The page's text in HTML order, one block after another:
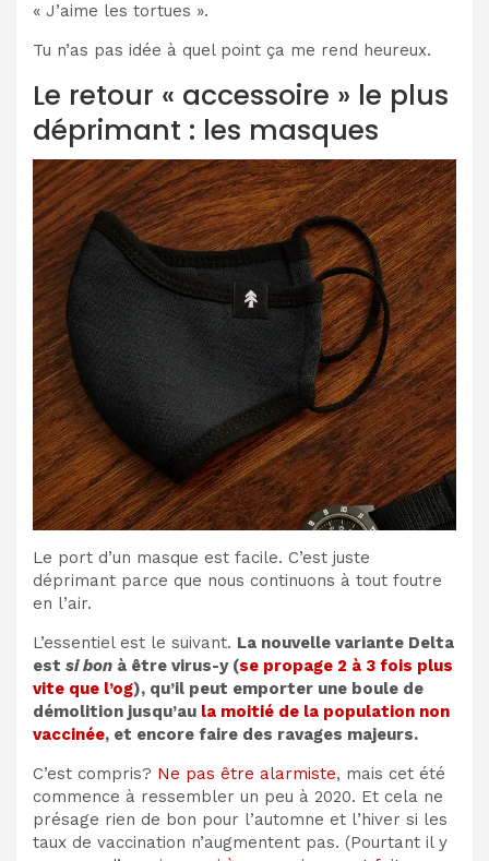
« J’aime les tortues ».
Tu n’as pas idée à quel point ça me rend heureux.
Le retour « accessoire » le plus
déprimant : les masques
Le port d’un masque est facile. C’est juste
déprimant parce que nous continuons à tout foutre
en l’air.
L’essentiel est le suivant. La nouvelle variante Delta
est si bon à être virus-y (se propage 2 à 3 fois plus
vite que l’og), qu’il peut emporter une boule de
démolition jusqu’au la moitié de la population non
vaccinée, et encore faire des ravages majeurs.
C’est compris? Ne pas être alarmiste, mais cet été
commence à ressembler un peu à 2020. Et cela ne
présage rien de bon pour l’automne et l’hiver si les
taux de vaccination n’augmentent pas. (Pourtant il y